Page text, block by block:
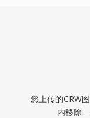
您上传的CRW
内移除